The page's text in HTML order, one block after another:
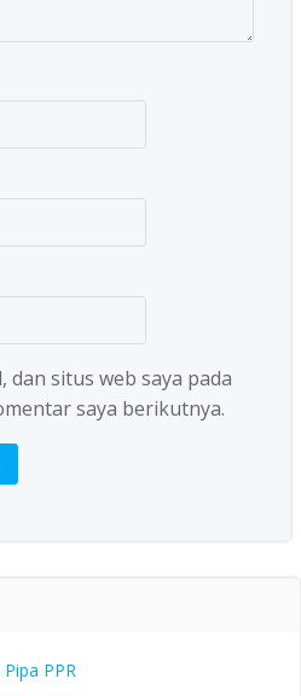
dan situs web saya pada
saya berikutnya.
Pipa PPR